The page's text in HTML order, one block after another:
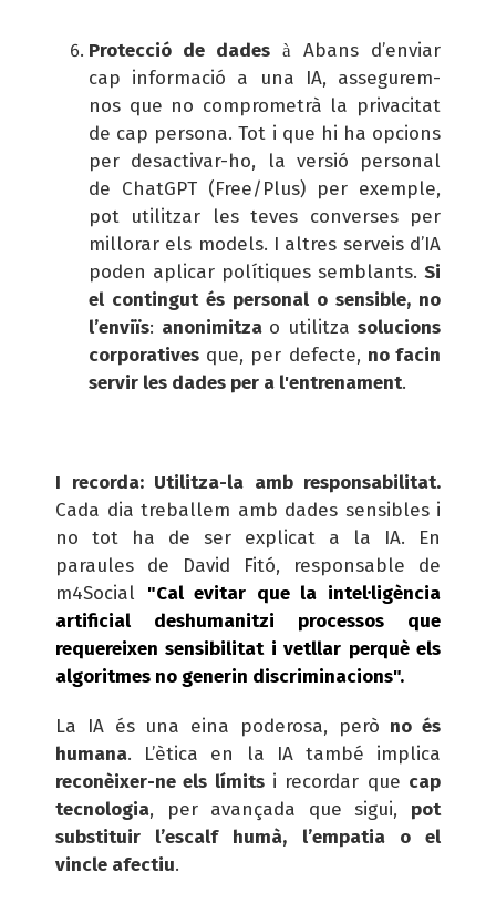
Protecció de dades àAbans d’enviar
cap informació a una IA, assegurem-
nos que no comprometrà la privacitat
de cap persona. Tot i que hi ha opcions
per desactivar-ho, la versió personal
de ChatGPT (Free/Plus) per exemple,
pot utilitzar les teves converses per
millorar els models. I altres serveis d’IA
poden aplicar polítiques semblants. Si
el contingut és personal o sensible, no
l’enviïs: anonimitza o utilitza solucions
corporatives que, per defecte, no facin
servir les dades per a l'entrenament.
I recorda: Utilitza-la amb responsabilitat.
Cada dia treballem amb dades sensibles i
no tot ha de ser explicat a la IA. En
paraules de David Fitó, responsable de
m4Social "Cal evitar que la intel·ligència
artificial deshumanitzi processos que
requereixen sensibilitat i vetllar perquè els
algoritmes no generin discriminacions".
La IA és una eina poderosa, però no és
humana. L’ètica en la IA també implica
reconèixer-ne els límitsi recordar que cap
tecnologia, per avançada que sigui, pot
substituir l’escalf humà, l’empatia o el
vincle afectiu.